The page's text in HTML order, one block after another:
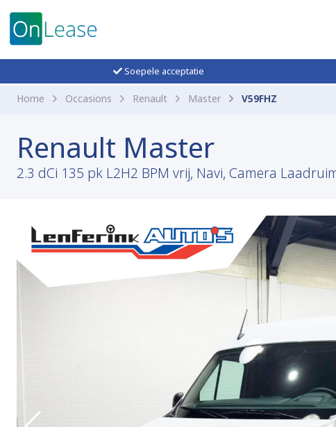
Soepele acceptatie
Home Occasions Renault Master V59FHZ
Renault Master
2.3 dCi 135 pk L2H2 BPM vrij, Navi, Camera